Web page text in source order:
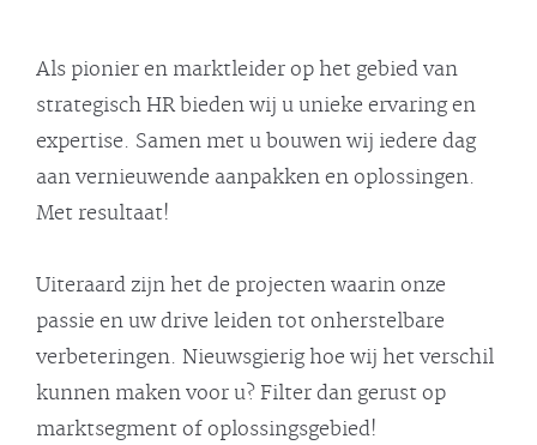
Als pionier en marktleider op het gebied van
strategisch HR bieden wij u unieke ervaring en
expertise. Samen met u bouwen wij iedere dag
aan vernieuwende aanpakken en oplossingen.
Met resultaat!
Uiteraard zijn het de projecten waarin onze
passie en uw drive leiden tot onherstelbare
verbeteringen. Nieuwsgierig hoe wij het verschil
kunnen maken voor u? Filter dan gerust op
marktsegment of oplossingsgebied!